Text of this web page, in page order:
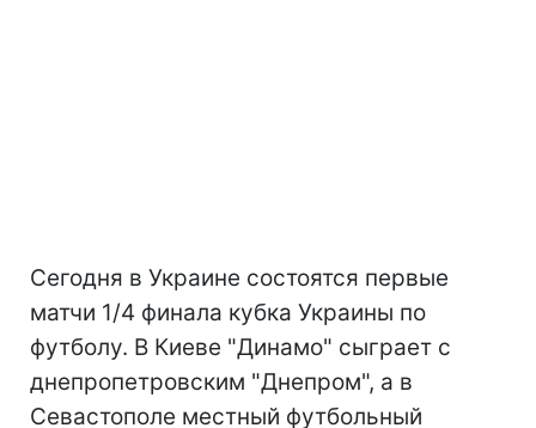
Сегодня в Украине состоятся первые
матчи 1/4 финала кубка Украины по
футболу. В Киеве "Динамо" сыграет с
днепропетровским "Днепром", а в
Севастополе местный футбольный